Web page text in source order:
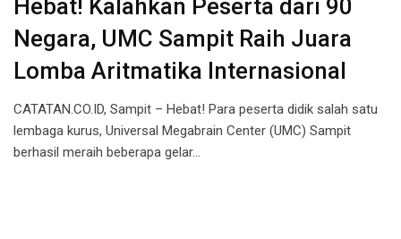
Hebat! Kalahkan Peserta dari 90
Negara, UMC Sampit Raih Juara
Lomba Aritmatika Internasional
CATATAN.CO.ID, Sampit – Hebat! Para peserta didik salah satu
lembaga kurus, Universal Megabrain Center (UMC) Sampit
berhasil meraih beberapa gelar…